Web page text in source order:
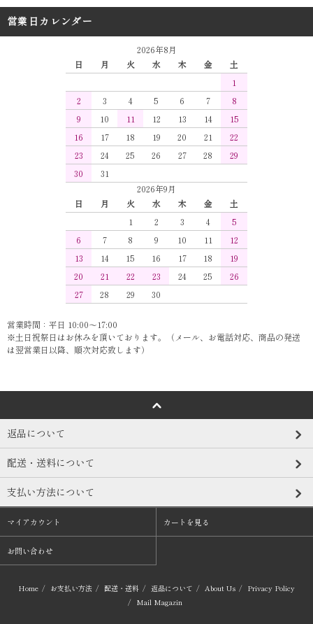
営業日カレンダー
2026年8月
日
月 火 水 木 金
土
1
2
3 4 5 6 7
8
9
10 11 12 13 14
15
16
17 18 19 20 21
22
23
24 25 26 27 28
29
30
31
2026年9月
日
月 火 水 木 金
土
1
2 3 4
5
6
7 8 9 10 11
12
13
14 15 16 17 18
19
20
21 22 23 24 25
26
27
28 29 30
営業時間：平日 10:00～17:00
※土日祝祭日はお休みを頂いております。（メール、お電話対応、商品の発送
は翌営業日以降、順次対応致します）
返品について
配送・送料について
支払い方法について
マイアカウント カートを見る
お問い合わせ
Home / お支払い方法 / 配送・送料 / 返品について / About Us / Privacy Policy
/ Mail Magazin